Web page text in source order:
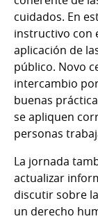
cuidados. En
instructivo con
aplicación de
público. Novo
intercambio
buenas
se apliquen
personas
La jornada
actualizar
discutir sobre
un derecho